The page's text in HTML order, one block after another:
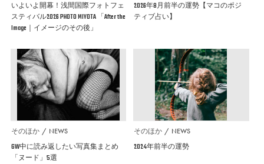
いよいよ開幕！浅間国際フォトフェ
スティバル2026 PHOTO MIYOTA 「After the
Image｜イメージのその後」
2026年8月前半の運勢【マコのポジ
ティブ占い】
そのほか NEWS
GW中に読み返したい写真集まとめ
「ヌード」5選
そのほか NEWS
2024年前半の運勢